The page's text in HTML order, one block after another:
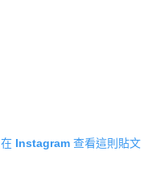
在 Instagram 查看這則貼文